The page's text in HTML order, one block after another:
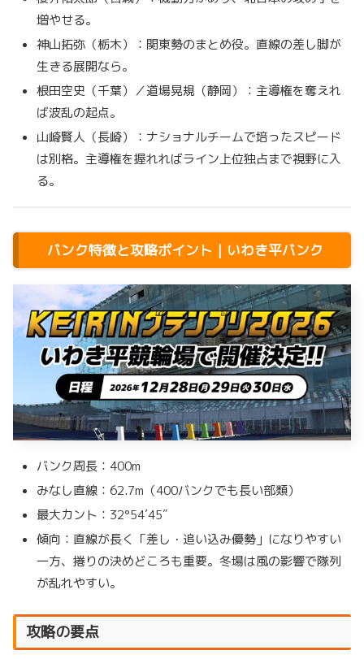
増やせる。
神山拓弥（栃木）：関東勢のまとめ役。直線の差し脚が
生きる展開なら。
根田空史（千葉）／道場晃規（静岡）：主導権を奪えれ
ば波乱の起点。
山崎賢人（長崎）：ナショナルチームで培ったスピード
は別格。主導権を握れればライン上位独占まで視野に入
る。
バンク特徴と攻略ポイント｜いわき平バンク
バンク周長：400m
みなし直線：62.7m（400バンクでも長い部類）
最大カント：32°54′45″
傾向：直線が長く「差し・追い込み優勢」になりやすい
一方、捲りの決めどころも重要。冬場は風の影響で隊列
が乱れやすい。
攻略の要点